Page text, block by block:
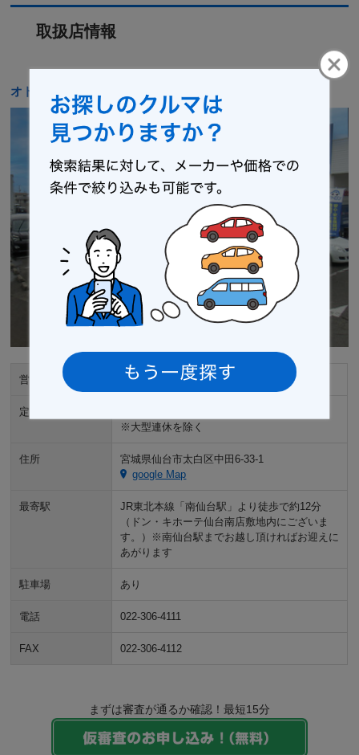
取扱店情報
オトロン 仙台南店
営業時間 10:00～19:00
定休日
※大型連休を除く
住所
宮城県仙台市太白区中田6-33-1
google Map
最寄駅
JR東北本線「南仙台駅」より徒歩で約12分
（ドン・キホーテ仙台南店敷地内にございま
す。）※南仙台駅までお越し頂ければお迎えに
あがります
駐車場 あり
電話 022-306-4111
FAX 022-306-4112
まずは審査が通るか確認！最短15分